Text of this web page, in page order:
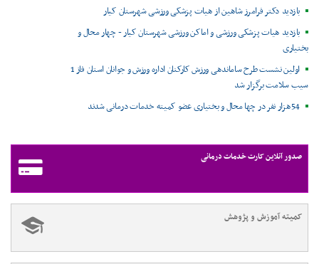
بازدید دکتر فرامرز شاهین از هیات پزشکی ورزشی شهرستان کیار
بازدید هیات پزشکی ورزشی و اماکن ورزشی شهرستان کیار - چهار محال و
بختیاری
اولین نشست طرح ساماندهی ورزش کارکنان اداره ورزش و جوانان استان فاز 1
سیب سلامت برگزار شد
54هزار نفر در چها محال و بختیاری عضو کمیته خدمات درمانی شدند
صدور آنلاین کارت خدمات درمانی
کمیته آموزش و پژوهش